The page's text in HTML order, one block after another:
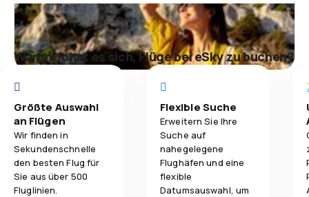
Warum lohnt es sich, Flüge bei eSky zu buchen?
Größte Auswahl
an Flügen
Wir finden in
Sekundenschnelle
den besten Flug für
Sie aus über 500
Fluglinien.
Flexible Suche
Erweitern Sie Ihre
Suche auf
nahegelegene
Flughäfen und eine
flexible
Datumsauswahl, um